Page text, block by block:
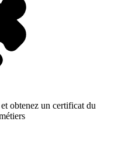
obtenez un certificat du